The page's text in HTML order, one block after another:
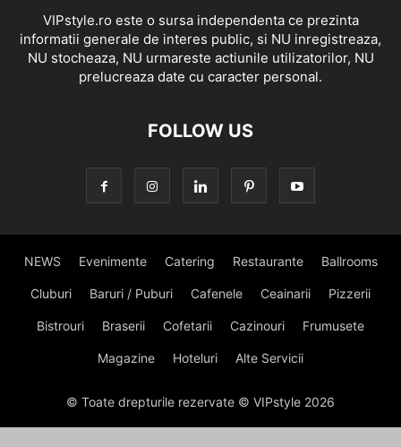
VIPstyle.ro este o sursa independenta ce prezinta
informatii generale de interes public, si NU inregistreaza,
NU stocheaza, NU urmareste actiunile utilizatorilor, NU
prelucreaza date cu caracter personal.
FOLLOW US
NEWS Evenimente Catering Restaurante Ballrooms
Cluburi Baruri / Puburi Cafenele Ceainarii Pizzerii
Bistrouri Braserii Cofetarii Cazinouri Frumusete
Magazine Hoteluri Alte Servicii
© Toate drepturile rezervate © VIPstyle 2026